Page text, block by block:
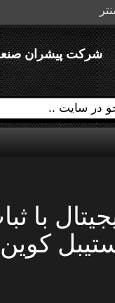
شرکت پیشران
با
کوین